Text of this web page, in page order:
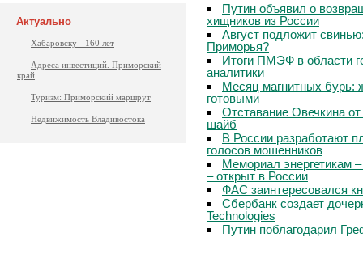
Актуально
Хабаровску - 160 лет
Адреса инвестиций. Приморский
край
Туризм: Приморский маршрут
Недвижимость Владивостока
Путин объявил о
хищников из России
Август подложит
Приморья?
Итоги ПМЭФ в области
аналитики
Месяц магнитных бурь:
готовыми
Отставание Овечкина
шайб
В России разработают
голосов мошенников
Мемориал энергетикам
– открыт в России
ФАС заинтересовался
Сбербанк создает
Technologies
Путин поблагодарил